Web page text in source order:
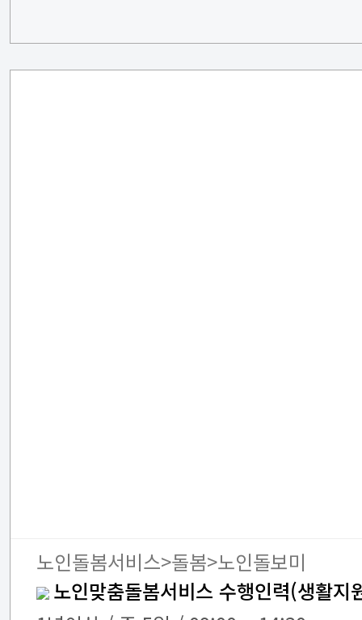
노인돌봄서비스>돌봄>노인돌보미
노인맞춤돌봄서비스 수행인력(생활지